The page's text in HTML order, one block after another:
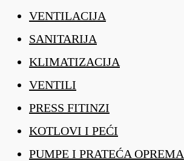
VENTILACIJA
SANITARIJA
KLIMATIZACIJA
VENTILI
PRESS FITINZI
KOTLOVI I PEĆI
PUMPE I PRATEĆA OPREMA